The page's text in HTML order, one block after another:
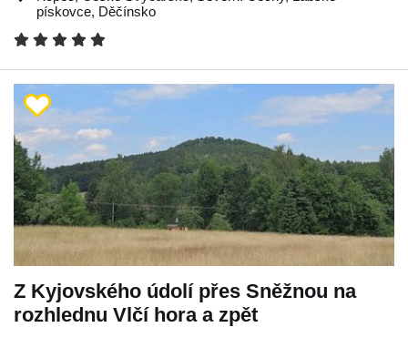
pískovce, Děčínsko
Z Kyjovského údolí přes Sněžnou na
rozhlednu Vlčí hora a zpět